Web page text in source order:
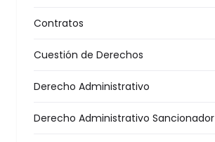
Contratos
Cuestión de Derechos
Derecho Administrativo
Derecho Administrativo Sancionador